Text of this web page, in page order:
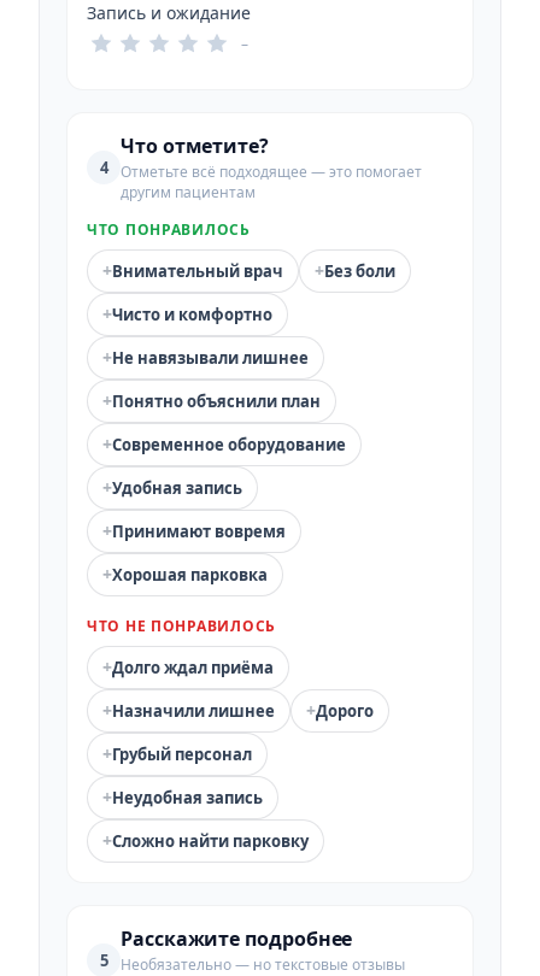
Запись и ожидание
–
4
Что отметите?
Отметьте всё подходящее — это помогает
другим пациентам
ЧТО ПОНРАВИЛОСЬ
+Внимательный врач +Без боли
+Чисто и комфортно
+Не навязывали лишнее
+Понятно объяснили план
+Современное оборудование
+Удобная запись
+Принимают вовремя
+Хорошая парковка
ЧТО НЕ ПОНРАВИЛОСЬ
+Долго ждал приёма
+Назначили лишнее +Дорого
+Грубый персонал
+Неудобная запись
+Сложно найти парковку
5
Расскажите подробнее
Необязательно — но текстовые отзывы